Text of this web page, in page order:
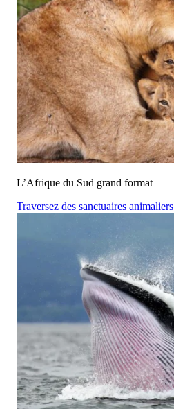
L’Afrique du Sud grand format
Traversez des sanctuaires animaliers